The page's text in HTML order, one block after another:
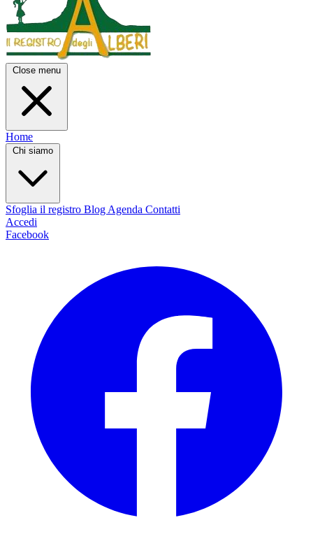
Close menu
Home
Chi siamo
Sfoglia il registro Blog Agenda Contatti
Accedi
Facebook